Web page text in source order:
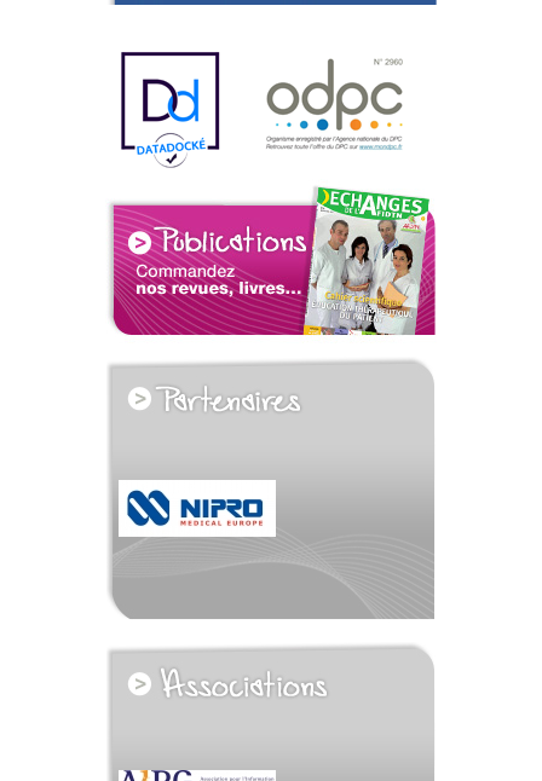
voir tous les partenaires